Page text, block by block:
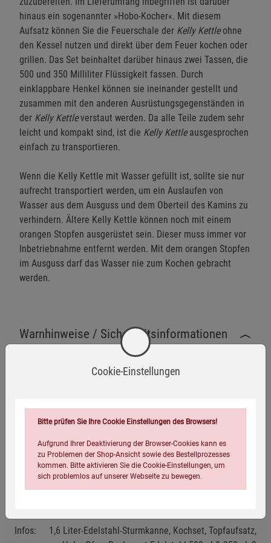
hinaus ein sogenannter »Hobo-Kocher«. Mit diesem
Aufsatz können Sie die Feuerschale der Kelly Kettleohne
den Kessel nutzen und direkt über dem Feuer kochen oder
grillen. Das Set beinhaltet darüber hinaus zwei Tassen, die
500 und 350 Milliliter Flüssigkeit fassen. Durch
einklappbare Henkel können sie ineinander gestellt und
zusammen mit den anderen Ausrüstungsgegenständen in
der Kelly Kettleverstaut werden. Da alle Teile zudem sehr
leicht und kompakt sind, ist die Kelly Kettleausgesprochen
einfach zu transportieren.
Wenn die Kelly Kettle mit Wasser gefüllt ist, sollte sie nur
aufrecht transportiert werden, um ein Auslaufen von
Wasser aus dem Ausguss und dem Oberteil des Kamins zu
verhindern. Ältere Kelly Kettle können noch mit einem
orangen Stopfen ausgerüstet sein. Dieser muss immer vor
Inbetriebnahme entfernt werden. Mit dem orangen Stopfen
im Ausguss darf das Wasser nie zum Kochen gebracht
werden.
Warnhinweise / Sicherheitsinformationen
Vermeiden Sie den Kontakt mit heißen Oberflächen, da
Das Gerät darf nur auf einer stabilen, ebenen und nicht
brennbaren Oberfläche verwendet werden.
Verwenden Sie keine Chemikalien oder brennbare
Flüssigkeiten als Brennstoff.
vom Gerät fern.
Herstellerinformationen
Infos:
1,6 Liter-Edelstahl-Sturmkanne, Kochset, Topfaufsatz,
Cookie-Einstellungen
Bitte prüfen Sie Ihre Cookie Einstellungen des Browsers!
Aufgrund Ihrer Deaktivierung der Browser-Cookies kann es
zu Problemen der Shop-Ansicht sowie des Bestellprozesses
kommen. Bitte aktivieren Sie die Cookie-Einstellungen, um
sich problemlos auf unserer Webseite zu bewegen.